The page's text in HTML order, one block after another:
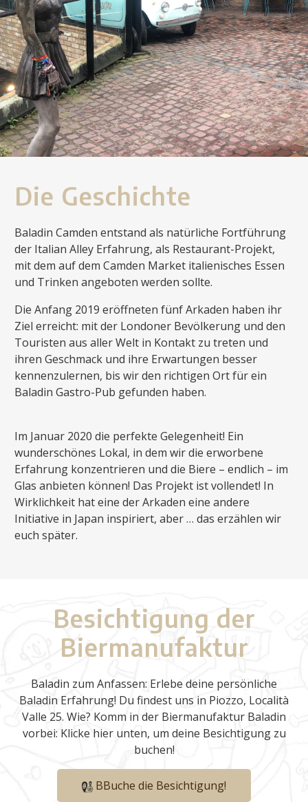
Die Geschichte
Baladin Camden entstand als natürliche Fortführung
der Italian Alley Erfahrung, als Restaurant-Projekt,
mit dem auf dem Camden Market italienisches Essen
und Trinken angeboten werden sollte.
Die Anfang 2019 eröffneten fünf Arkaden haben ihr
Ziel erreicht: mit der Londoner Bevölkerung und den
Touristen aus aller Welt in Kontakt zu treten und
ihren Geschmack und ihre Erwartungen besser
kennenzulernen, bis wir den richtigen Ort für ein
Baladin Gastro-Pub gefunden haben.
Im Januar 2020 die perfekte Gelegenheit! Ein
wunderschönes Lokal, in dem wir die erworbene
Erfahrung konzentrieren und die Biere – endlich – im
Glas anbieten können! Das Projekt ist vollendet! In
Wirklichkeit hat eine der Arkaden eine andere
Initiative in Japan inspiriert, aber … das erzählen wir
euch später.
Besichtigung der
Biermanufaktur
Baladin zum Anfassen: Erlebe deine persönliche
Baladin Erfahrung! Du findest uns in Piozzo, Località
Valle 25. Wie? Komm in der Biermanufaktur Baladin
vorbei: Klicke hier unten, um deine Besichtigung zu
buchen!
BBuche die Besichtigung!